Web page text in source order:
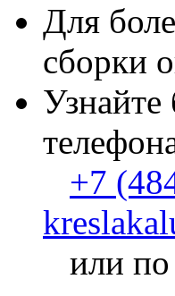
Для
сборки
Узнайте
+7
или по